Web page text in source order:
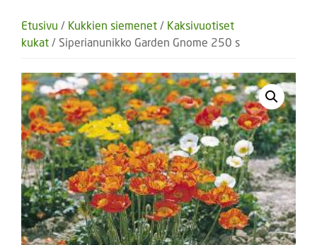
Etusivu / Kukkien siemenet / Kaksivuotiset
kukat / Siperianunikko Garden Gnome 250 s